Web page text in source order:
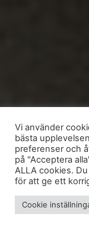
Vi använder
bästa
preferenser och
på "Acceptera
ALLA cookies.
för att ge ett
Cookie